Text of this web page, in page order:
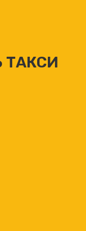
ТАКСИ